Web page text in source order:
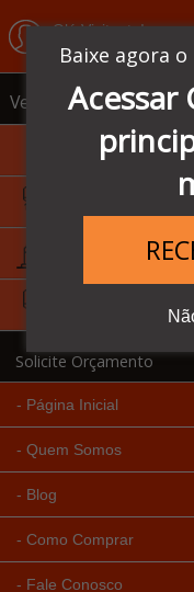
Baixe agora
Acessar
Olá Visitante!
Ver todas as
Sensores
Inversores de
CLP's -
Solicite Orçamento
Página Inicial
Quem Somos
Blog
Como Comprar
Fale Conosco